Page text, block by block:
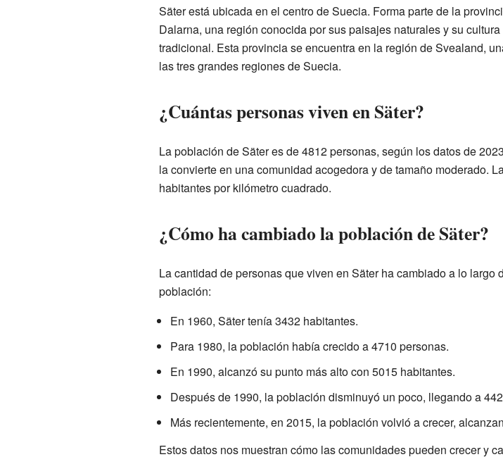
Säter está ubicada en el centro de Suecia. Forma parte de la
Dalarna, una región conocida por sus paisajes naturales y su cultura
tradicional. Esta provincia se encuentra en la región de Svealand,
las tres grandes regiones de Suecia.
¿Cuántas personas viven en Säter?
La población de Säter es de 4812 personas, según los datos de
la convierte en una comunidad acogedora y de tamaño moderado.
habitantes por kilómetro cuadrado.
¿Cómo ha cambiado la población de Säter?
La cantidad de personas que viven en Säter ha cambiado a lo
población:
En 1960, Säter tenía 3432 habitantes.
Para 1980, la población había crecido a 4710 personas.
En 1990, alcanzó su punto más alto con 5015 habitantes.
Después de 1990, la población disminuyó un poco, llegando a
Más recientemente, en 2015, la población volvió a crecer,
Estos datos nos muestran cómo las comunidades pueden crecer y